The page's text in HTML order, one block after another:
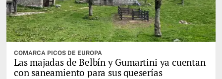
COMARCA PICOS DE EUROPA
Las majadas de Belbín y Gumartini ya cuentan
con saneamiento para sus queserías